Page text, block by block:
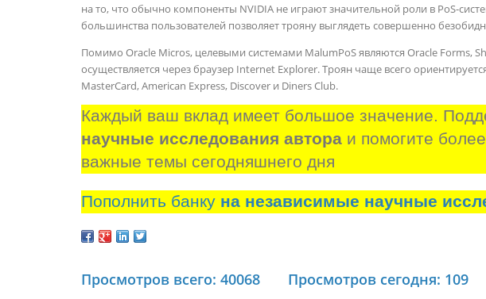
на то, что обычно компоненты NVIDIA не играют значительной роли в PoS-
большинства пользователей позволяет трояну выглядеть совершенно
Помимо Oracle Micros, целевыми системами MalumPoS являются Oracle Forms,
осуществляется через браузер Internet Explorer. Троян чаще всего
MasterCard, American Express, Discover и Diners Club.
Каждый ваш вклад имеет большое значение.
научные исследования автора и помогите
важные темы сегодняшнего дня
Пополнить банку на независимые научные
Просмотров всего: 40068 Просмотров сегодня: 109